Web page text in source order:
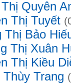
Quyên
Thị Tuyết
Thị Bảo
Thị Xuân
Thị Kiều
Thùy Trang